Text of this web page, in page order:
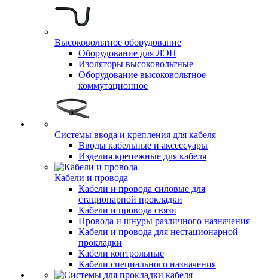
Высоковольтное оборудование
Оборудование для ЛЭП
Изоляторы высоковольтные
Оборудование высоковольтное
коммутационное
Системы ввода и крепления для кабеля
Вводы кабельные и аксессуары
Изделия крепежные для кабеля
Кабели и провода
Кабели и провода силовые для
стационарной прокладки
Кабели и провода связи
Провода и шнуры различного назначения
Кабели и провода для нестационарной
прокладки
Кабели контрольные
Кабели специального назначения